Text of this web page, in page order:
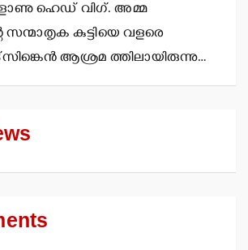
ഹെഡ് വിഗ്. അമ്മ
സന്മാതൃക കുട്ടിയെ വളരെ
ആശ്രമ ത്തിലായിരുന്നു…